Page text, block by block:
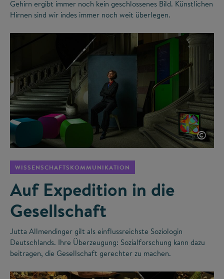
Gehirn ergibt immer noch kein geschlossenes Bild. Künstlichen
Hirnen sind wir indes immer noch weit überlegen.
©
WISSENSCHAFTSKOMMUNIKATION
Auf Expedition in die
Gesellschaft
Jutta Allmendinger gilt als einflussreichste Soziologin
Deutschlands. Ihre Überzeugung: Sozialforschung kann dazu
beitragen, die Gesellschaft gerechter zu machen.